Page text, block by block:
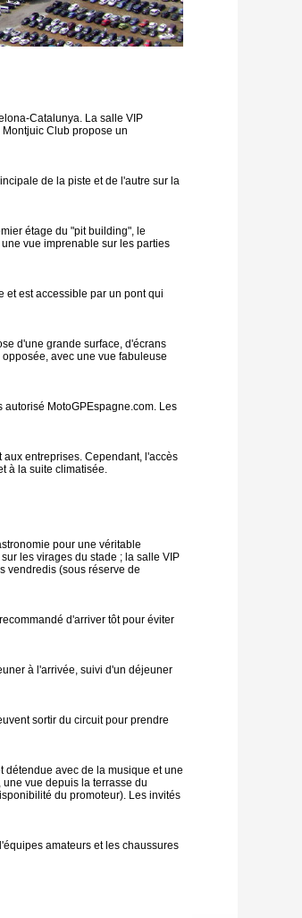
Catalunya. La salle VIP
Club propose un
de la piste et de l'autre sur la
étage du "pit building", le
vue imprenable sur les parties
et est accessible par un pont qui
d'une grande surface, d'écrans
avec une vue fabuleuse
MotoGPEspagne.com. Les
entreprises. Cependant, l'accès
à la suite climatisée.
pour une véritable
les virages du stade ; la salle VIP
vendredis (sous réserve de
d'arriver tôt pour éviter
à l'arrivée, suivi d'un déjeuner
sortir du circuit pour prendre
détendue avec de la musique et une
vue depuis la terrasse du
du promoteur). Les invités
amateurs et les chaussures